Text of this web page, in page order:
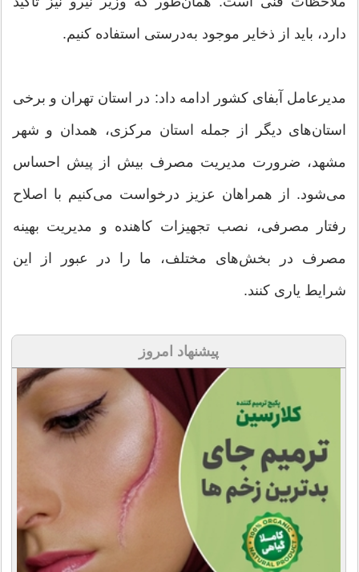
دارد، باید از ذخایر موجود به‌درستی استفاده کنیم.
مدیرعامل آبفای کشور ادامه داد: در استان تهران و برخی
استان‌های دیگر از جمله استان مرکزی، همدان و شهر
مشهد، ضرورت مدیریت مصرف بیش از پیش احساس
می‌شود. از همراهان عزیز درخواست می‌کنیم با اصلاح
رفتار مصرفی، نصب تجهیزات کاهنده و مدیریت بهینه
مصرف در بخش‌های مختلف، ما را در عبور از این
شرایط یاری کنند.
پیشنهاد امروز